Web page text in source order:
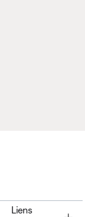
Liens